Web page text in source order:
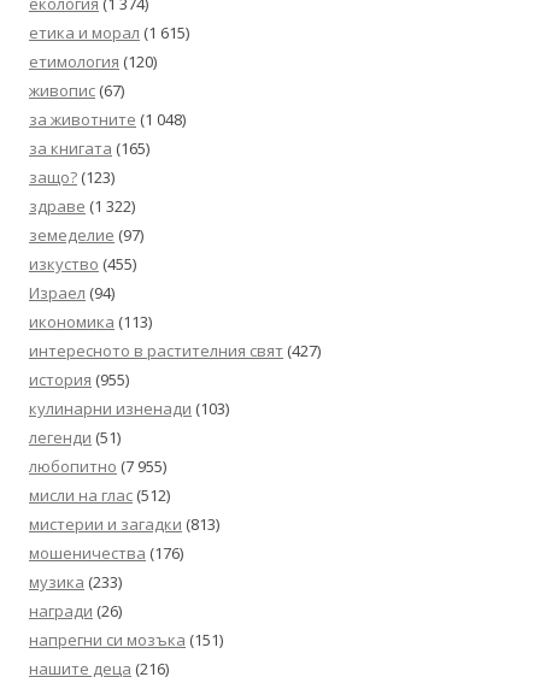
етика и морал (1 615)
етимология (120)
живопис (67)
за животните (1 048)
за книгата (165)
защо? (123)
здраве (1 322)
земеделие (97)
изкуство (455)
Израел (94)
икономика (113)
интересното в растителния свят (427)
история (955)
кулинарни изненади (103)
легенди (51)
любопитно (7 955)
мисли на глас (512)
мистерии и загадки (813)
мошеничества (176)
музика (233)
награди (26)
напрегни си мозъка (151)
нашите деца (216)